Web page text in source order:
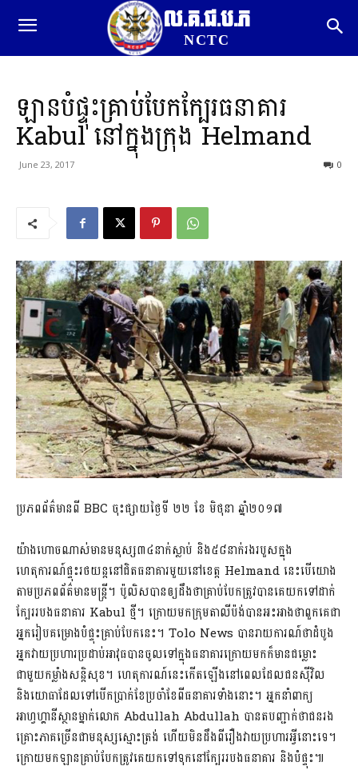
ល.គ.ជ.ប.ភ
NCTC
ឡានបំផ្ទុះគ្រាប់បែកក្បែរធនាគារ
Kabul នៅក្នុងក្រុង Helmand
June 23, 2017 0
ប្រភពព័ត៌មានពី BBC ចុះផ្សាយថ្ងៃទី ២២ ខែ មិថុនា ឆ្នាំ២០១៧
យ៉ាងហោចណាស់មានមនុស្ស៣៤នាក់ស្លាប់ និង៥៨នាក់រងរបួសក្នុង
ហេតុការណ៍ផ្ទុះរថយន្តនៅជិតធនាគារមួយនៅខេត្ត Helmand នេះបើយោង
តាមប្រភពព័ត៌មានមន្រ្តី។ ប៉ូលិសបានឲ្យដឹងថាគ្រាប់បែកត្រូវបានគេយកទៅដាក់
ក្បែររបងធនាគារ Kabul ថ្មី។ ក្រោយមកក្រុមតាលីប៉ង់បានអះអាងថាពួកគេជា
អ្នករៀបគម្រោងបំផ្ទុះគ្រាប់បែកនេះ។ Tolo News បានរាយការណ៍ថាដំបូង
អ្នកវាយប្រហារប្រដាប់អាវុធបានចូលទៅក្នុងធនាគារក្រោយមកក៏មានជម្លោះ
ជាមួយកម្លាំងសន្តិសុខ។ ហេតុការណ៍នេះកើតឡើងនៅពេលដែលជនស៊ីវិល
និងយោធាដែលទៅបើកប្រាក់ខែប្រចាំខែពីធនាគារទាំងនោះ។ អ្នកនាំពាក្យ
អាហ្វហ្គានីស្ថានម្នាក់លោក Abdullah Abdullah បានតបញ្ជាក់ថាជនរង
គ្រោះភាគច្រើនជាមនុស្សស្មោះត្រង់ ហើយមិនដឹងពីរឿងវាយប្រហារអ្វីនោះទេ។
ក្រោយមកឡានគ្រាប់បែកត្រូវគេយកទៅទុកនៅក្បែររបងធនាគារ និងបំផ្ទុះ៕